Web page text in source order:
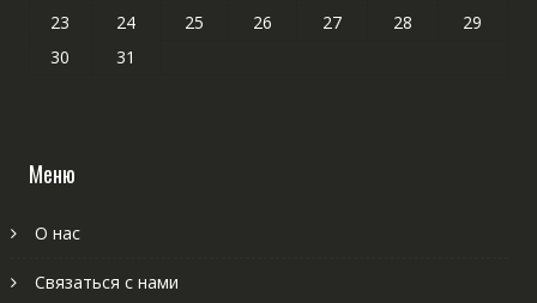
23
24 25 26 27 28
29
30
31
Меню
О нас
Связаться с нами